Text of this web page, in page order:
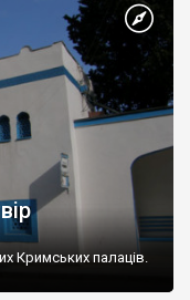
Кримських палаців.